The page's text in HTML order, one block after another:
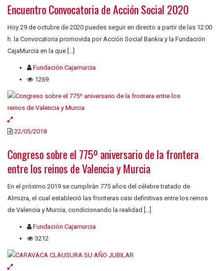
Encuentro Convocatoria de Acción Social 2020
Hoy 29 de octubre de 2020 puedes seguir en directo a partir de las 12:00
h. la Convocatoria promovida por Acción Social Bankia y la Fundación
CajaMurcia en la que […]
Fundación Cajamurcia
1269
22/05/2018
Congreso sobre el 775º aniversario de la frontera
entre los reinos de Valencia y Murcia
En el próximo 2019 se cumplirán 775 años del célebre tratado de
Almizra, el cual estableció las fronteras casi definitivas entre los reinos
de Valencia y Murcia, condicionando la realidad […]
Fundación Cajamurcia
3212